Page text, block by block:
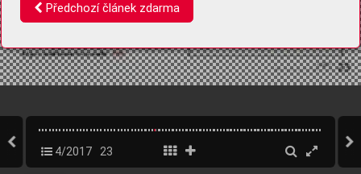
4/2017 23
Předchozí článek zdarma